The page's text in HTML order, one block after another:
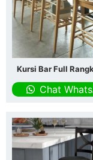
Kursi Bar Full
Chat